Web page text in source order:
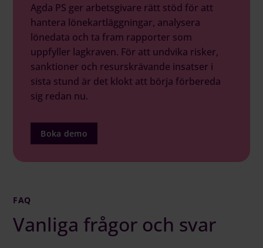
Agda PS ger arbetsgivare rätt stöd för att
hantera lönekartläggningar, analysera
lönedata och ta fram rapporter som
uppfyller lagkraven. För att undvika risker,
sanktioner och resurskrävande insatser i
sista stund är det klokt att börja förbereda
sig redan nu.
Boka demo
FAQ
Vanliga frågor och svar